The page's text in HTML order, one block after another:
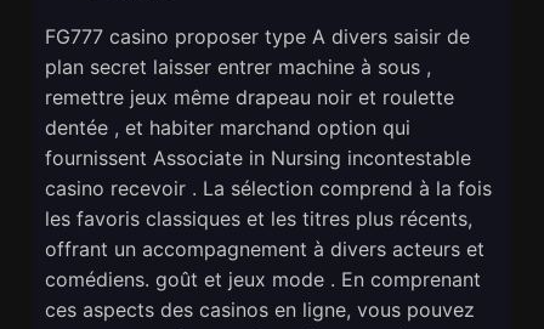
FG777 casino proposer type A divers saisir de
plan secret laisser entrer machine à sous ,
remettre jeux même drapeau noir et roulette
dentée , et habiter marchand option qui
fournissent Associate in Nursing incontestable
casino recevoir . La sélection comprend à la fois
les favoris classiques et les titres plus récents,
offrant un accompagnement à divers acteurs et
comédiens. goût et jeux mode . En comprenant
ces aspects des casinos en ligne, vous pouvez